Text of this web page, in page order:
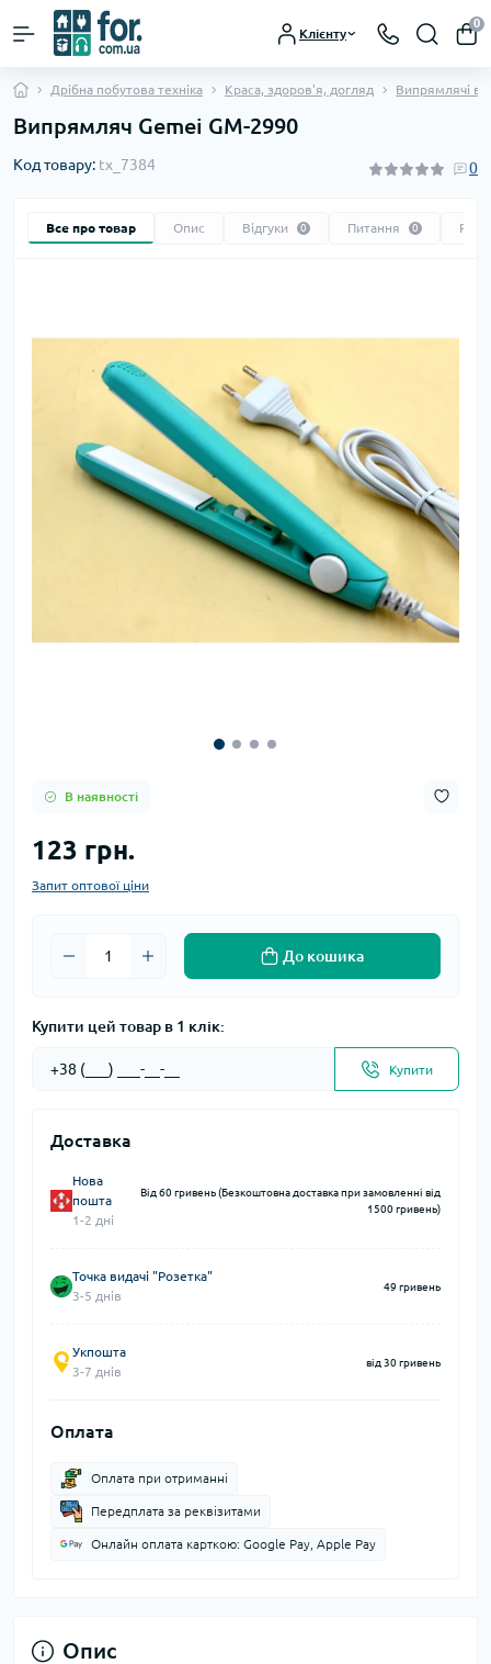
Клієнту
0
Дрібна побутова техніка Краса, здоров'я, догляд Випрямлячі
Випрямляч Gemei GM-2990
Код товару: tx_7384 0
Все про товар Опис Відгуки 0 Питання 0
В наявності
123 грн.
Запит оптової ціни
До кошика
Купити цей товар в 1 клік:
Купити
Доставка
Нова
пошта
1-2 дні
Від 60 гривень (Безкоштовна доставка при замовленні від
1500 гривень)
Точка видачі "Розетка"
3-5 днів
49 гривень
Укпошта
3-7 днів
від 30 гривень
Оплата
Оплата при отриманні
Передплата за реквізитами
Онлайн оплата карткою: Google Pay, Apple Pay
Опис